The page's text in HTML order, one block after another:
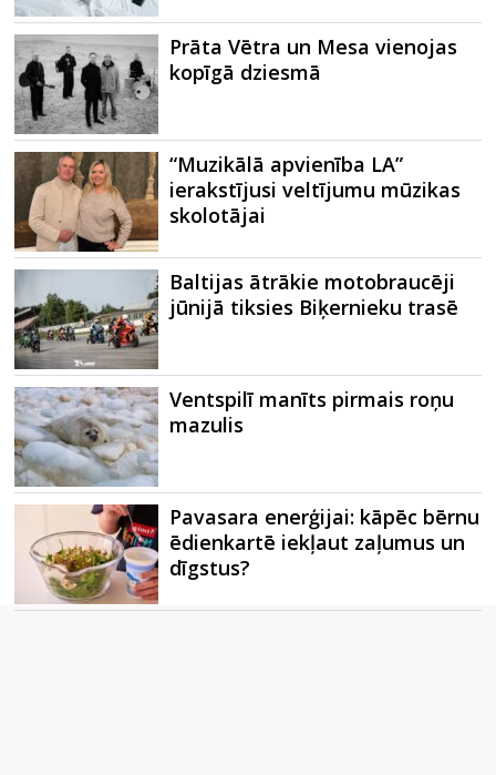
Prāta Vētra un Mesa vienojas
kopīgā dziesmā
“Muzikālā apvienība LA”
ierakstījusi veltījumu mūzikas
skolotājai
Baltijas ātrākie motobraucēji
jūnijā tiksies Biķernieku trasē
Ventspilī manīts pirmais roņu
mazulis
Pavasara enerģijai: kāpēc bērnu
ēdienkartē iekļaut zaļumus un
dīgstus?